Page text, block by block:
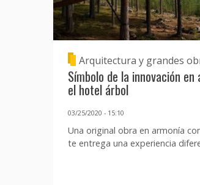
Arquitectura y grandes
Símbolo de la innovación
el hotel árbol
03/25/2020 - 15:10
Una original obra en armonía
te entrega una experiencia